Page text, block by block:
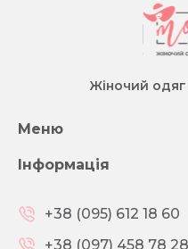
Жіночий одяг
Меню
Інформація
+38 (095) 612 18 60
+38 (097) 458 78 28